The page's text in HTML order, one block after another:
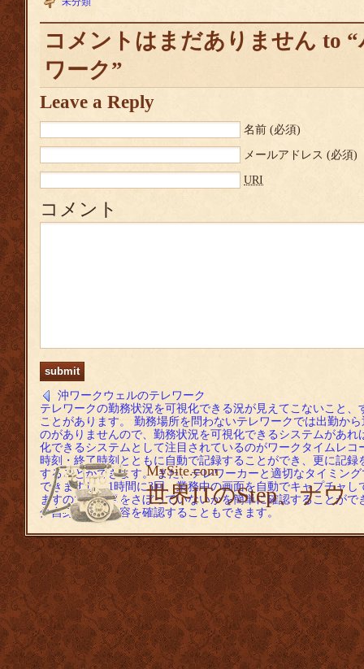
コメントはまだありません to
ワーク”
Leave a Reply
名前 (必須)
メールアドレス (必須)
URI
コメント
沖ワークウェルのテレワーク
テレワークの勤務状況を可視化できる況が見えてこないこと
ことがあります。 勤務場所を問わないテレワークでは出勤か
のがありませんので、勤務状況を可視化できるシステムがあ
化できるシステムとして注目されているのがワークタイムレ
時刻・終了時刻とともに自動で記録することができ、更に記
することができます。 また、テレワーカーと適切なタイミン
できますし、1時間に3回、業務中の画面を自動でキャプチャ
ますので、仕事をさぼっていないかを簡単に確認することが
分自身の業務内容を確認することもできます。
MySite.com
世界ITのStep、ナウ